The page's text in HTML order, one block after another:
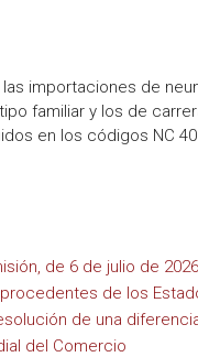
importaciones de
familiar y los de
en los códigos NC
de 6 de julio de
de los
de una
del Comercio